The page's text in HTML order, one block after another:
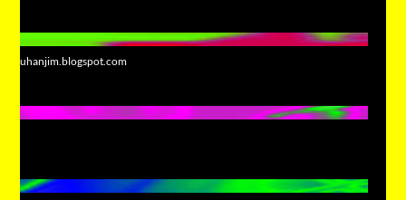
uhanjim.blogspot.com